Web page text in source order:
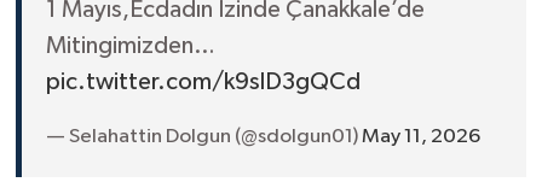
1 Mayıs,Ecdadın İzinde Çanakkale’de
Mitingimizden…
pic.twitter.com/k9slD3gQCd
— Selahattin Dolgun (@sdolgun01)May 11, 2026